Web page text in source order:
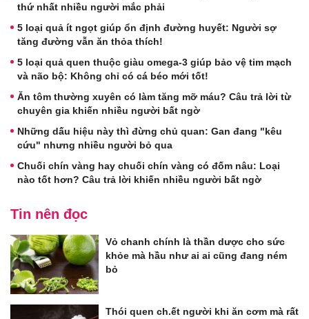
thứ nhất nhiều người mắc phải
5 loại quả ít ngọt giúp ổn định đường huyết: Người sợ
tăng đường vẫn ăn thỏa thích!
5 loại quả quen thuộc giàu omega-3 giúp bảo vệ tim mạch
và não bộ: Không chỉ có cá béo mới tốt!
Ăn tôm thường xuyên có làm tăng mỡ máu? Câu trả lời từ
chuyên gia khiến nhiều người bất ngờ
Những dấu hiệu này thì đừng chủ quan: Gan đang "kêu
cứu" nhưng nhiều người bỏ qua
Chuối chín vàng hay chuối chín vàng có đốm nâu: Loại
nào tốt hơn? Câu trả lời khiến nhiều người bất ngờ
Tin nên đọc
Vỏ chanh chính là thần dược cho sức
khỏe mà hầu như ai ai cũng đang ném
bỏ
Thói quen ch.ết người khi ăn cơm mà rất